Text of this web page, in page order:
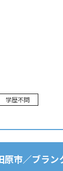
学歴不問
市／ブラ